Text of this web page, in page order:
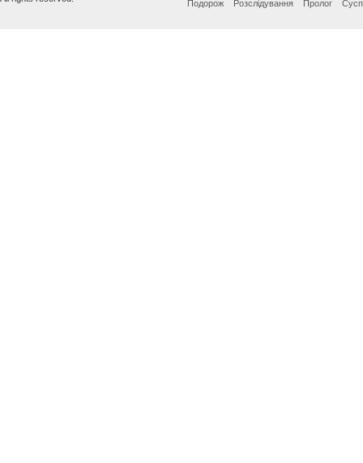
Подорож Розслідування Пролог